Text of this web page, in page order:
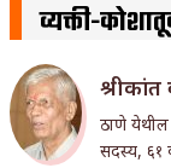
व्यक्ती-
ठाणे
सदस्य, ६१